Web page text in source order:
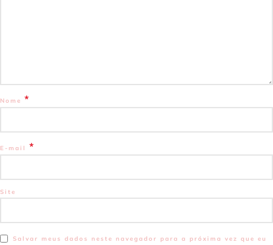
Nome *
E-mail *
Site
Salvar meus dados neste navegador para a próxima vez que eu